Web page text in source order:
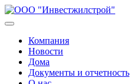
Компания
Новости
Дома
Документы и отчетность